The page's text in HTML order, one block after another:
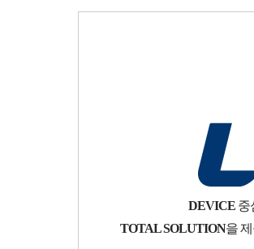
DEVICE중
TOTAL SOLUTION을